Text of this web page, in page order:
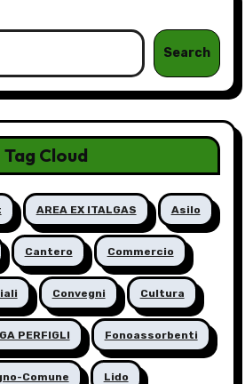
Search
Tag Cloud
AREA EX ITALGAS Asilo
Cantero Commercio
Convegni Cultura
PERFIGLI Fonoassorbenti
Comune Lido